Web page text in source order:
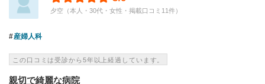
夕空（本人・30代・女性・掲載口コミ11件）
産婦人科
この口コミは受診から5年以上経過しています。
親切で綺麗な病院